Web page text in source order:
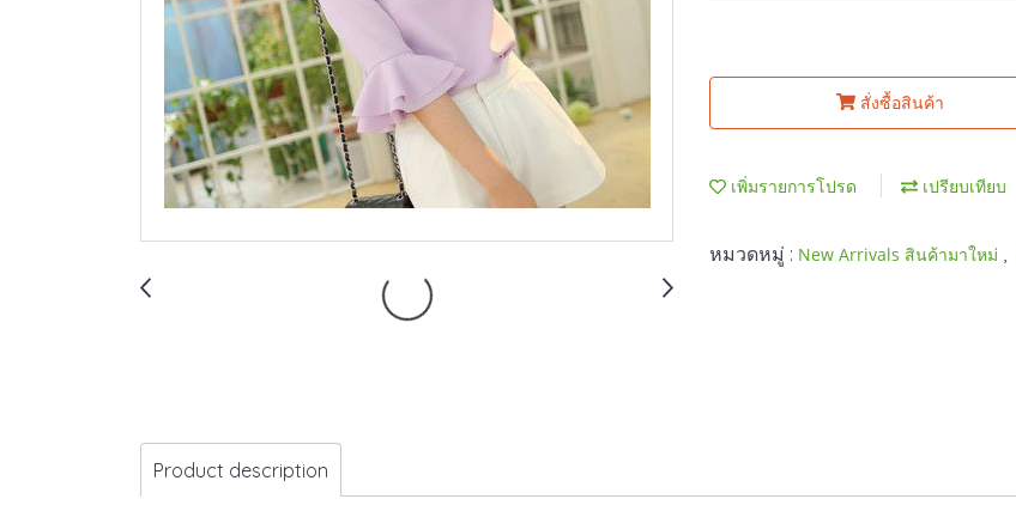
สั่งซื้อสินค้า
เพิ่มรายการโปรด เปรียบเทียบ
หมวดหมู่ : New Arrivals สินค้ามาใหม่
Product description